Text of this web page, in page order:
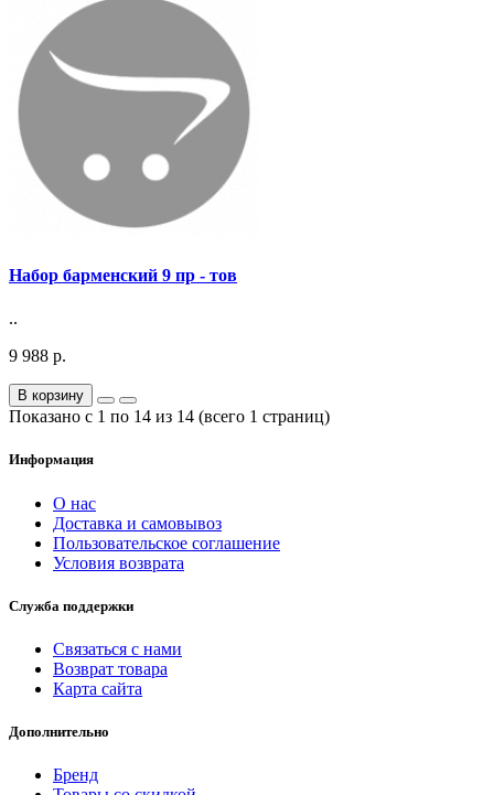
Набор барменский 9 пр - тов
..
9 988 р.
В корзину
Показано с 1 по 14 из 14 (всего 1 страниц)
Информация
О нас
Доставка и самовывоз
Пользовательское соглашение
Условия возврата
Служба поддержки
Связаться с нами
Возврат товара
Карта сайта
Дополнительно
Бренд